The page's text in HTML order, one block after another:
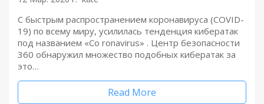
С быстрым распространением коронавируса (COVID-
19) по всему миру, усилилась тенденция кибератак
под названием «Co ronavirus» . Центр безопасности
360 обнаружил множество подобных кибератак за
это…
Read More